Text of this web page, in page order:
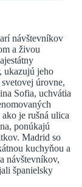
návštevníkov
a živou
ukazujú jeho
úrovne,
Sofia, uchvátia
je rušná ulica
ponúkajú
Madrid so
kuchyňou a
návštevníkov,
španielsky